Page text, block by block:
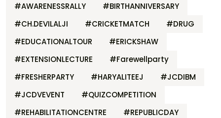
#AWARENESSRALLY
#BIRTHANNIVERSARY
#CH.DEVILALJI
#CRICKETMATCH
#DRUG
#EDUCATIONALTOUR
#ERICKSHAW
#EXTENSIONLECTURE
#Farewellparty
#FRESHERPARTY
#HARYALITEEJ
#JCDIBM
#JCDVEVENT
#QUIZCOMPETITION
#REHABILITATIONCENTRE
#REPUBLICDAY